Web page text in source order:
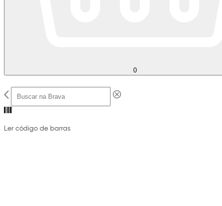
0
Ler código de barras